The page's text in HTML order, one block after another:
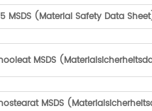
MSDS (Material Safety Data
MSDS
MSDS